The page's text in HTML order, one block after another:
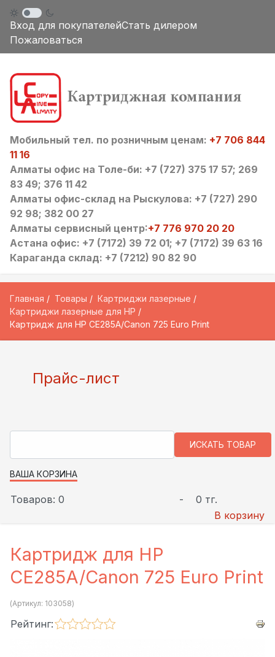
Вход для покупателейСтать дилером
Пожаловаться
Мобильный тел. по розничным ценам: +7 706 844
11 16
Алматы офис на Толе-би: +7 (727) 375 17 57; 269
83 49; 376 11 42
Алматы офис-склад на Рыскулова: +7 (727) 290
92 98; 382 00 27
Алматы сервисный центр:+7 776 970 20 20
Астана офис: +7 (7172) 39 72 01; +7 (7172) 39 63 16
Караганда склад: +7 (7212) 90 82 90
Главная Товары
Картриджи лазерные
Картриджи лазерные для HP
Картридж для HP CE285A/Canon 725 Euro Print
Прайс-лист
ВАША КОРЗИНА
Товаров: 0 -
0 тг.
В корзину
Картридж для HP
CE285A/Canon 725 Euro Print
(Артикул: 103058)
Рейтинг: